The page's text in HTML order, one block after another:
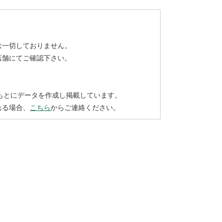
切しておりません。
にてご確認下さい。
にデータを作成し掲載しています。
場合、 こちらからご連絡ください。